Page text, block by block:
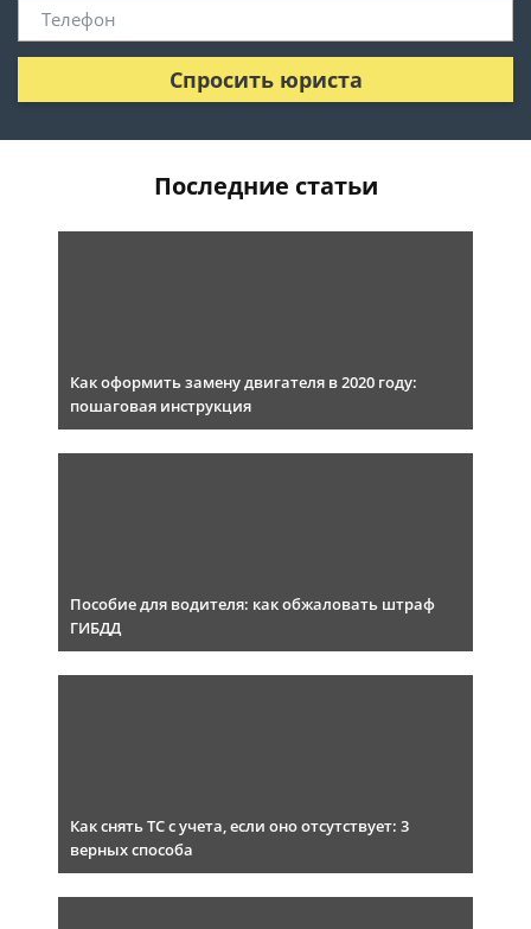
Спросить юриста
Последние статьи
Как оформить замену двигателя в 2020 году:
пошаговая инструкция
Пособие для водителя: как обжаловать штраф
ГИБДД
Как снять ТС с учета, если оно отсутствует: 3
верных способа